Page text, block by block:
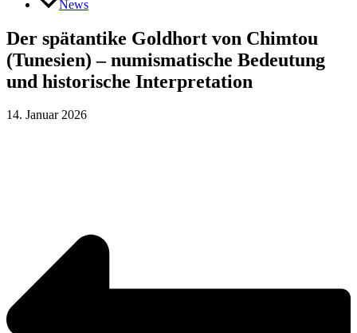
News
Der spätantike Goldhort von Chimtou
(Tunesien) – numismatische Bedeutung
und historische Interpretation
14. Januar 2026